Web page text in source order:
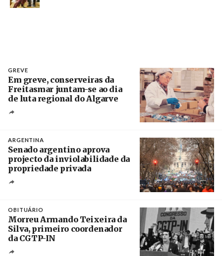
GREVE
Em greve, conserveiras da
Freitasmar juntam-se ao dia
de luta regional do Algarve
ARGENTINA
Senado argentino aprova
projecto da inviolabilidade da
propriedade privada
OBITUÁRIO
Morreu Armando Teixeira da
Silva, primeiro coordenador
da CGTP-IN